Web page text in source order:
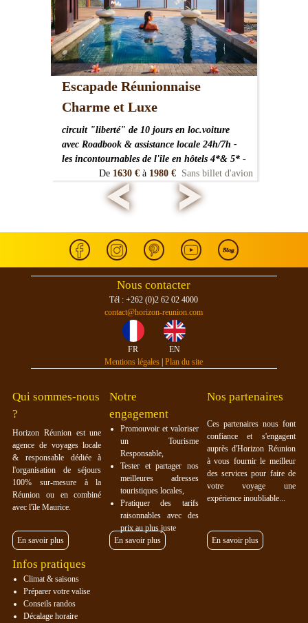
Escapade Réunionnaise
Charme et Luxe
circuit "liberté" de 10 jours en loc.voiture
avec Roadbook & assistance locale 24h/7h -
les incontournables de l'île en hôtels 4*& 5* -
De 1630 € à 1980 € Sans billet d'avion
< >
Nous contacter
Tél : +262 (0)2 62 02 4000
contact@horizon-reunion.com
FR
EN
Mentions légales | Plan du site
Qui sommes-nous
?
Horizon Réunion est une
agence de voyages locale
& responsable dédiée à
l'organisation de séjours
100% sur-mesure à la
Réunion ou en combiné
avec l'île Maurice.
En savoir plus
Notre
engagement
Promouvoir et valoriser
un Tourisme
Responsable,
Tester et partager nos
meilleures adresses
touristiques locales,
Pratiquer des tarifs
raisonnables avec des
prix au plus juste
En savoir plus
Nos partenaires
Ces partenaires nous font
confiance et s'engagent
auprès d'Horizon Réunion
à vous fournir le meilleur
des services pour faire de
votre voyage une
expérience inoubliable...
En savoir plus
Infos pratiques
Climat & saisons
Préparer votre valise
Conseils randos
Décalage horaire